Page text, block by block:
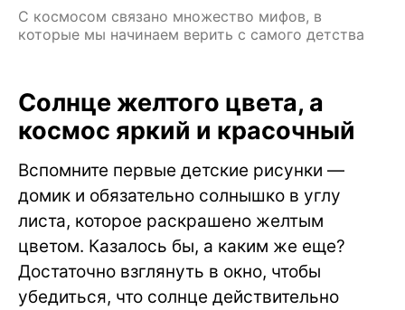
С космосом связано множество мифов, в
которые мы начинаем верить с самого детства
Солнце желтого цвета, а
космос яркий и красочный
Вспомните первые детские рисунки —
домик и обязательно солнышко в углу
листа, которое раскрашено желтым
цветом. Казалось бы, а каким же еще?
Достаточно взглянуть в окно, чтобы
убедиться, что солнце действительно